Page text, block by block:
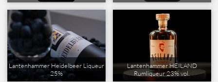
Lantenhammer Heidelbeer Liqueur
25%
Lantenhammer HEILAND
Rumliqueur 23% vol.